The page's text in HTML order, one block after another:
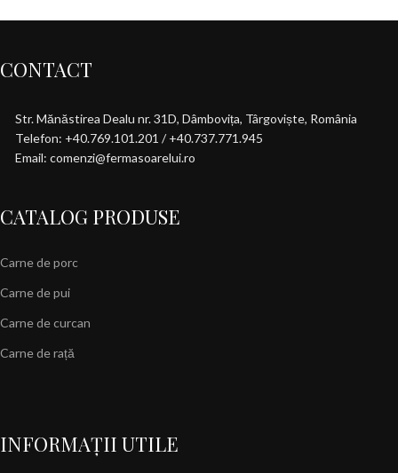
CONTACT
Str. Mănăstirea Dealu nr. 31D, Dâmbovița, Târgoviște, România
Telefon: +40.769.101.201 / +40.737.771.945
Email: comenzi@fermasoarelui.ro
CATALOG PRODUSE
Carne de porc
Carne de pui
Carne de curcan
Carne de rață
INFORMAȚII UTILE